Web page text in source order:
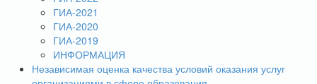
ГИА-2021
ГИА-2020
ГИА-2019
ИНФОРМАЦИЯ
Независимая оценка качества условий оказания услуг